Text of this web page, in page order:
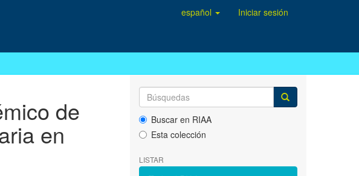
español Iniciar sesión
de
en
Buscar en RIAA
Esta colección
LISTAR